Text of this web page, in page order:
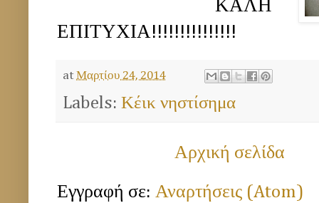
ΚΑΛΗ
ΕΠΙΤΥΧΙΑ!!!!!!!!!!!!!!!
atΜαρτίου 24, 2014
Labels: Κέικ νηστίσημα
Αρχική σελίδα
Εγγραφή σε: Αναρτήσεις (Atom)